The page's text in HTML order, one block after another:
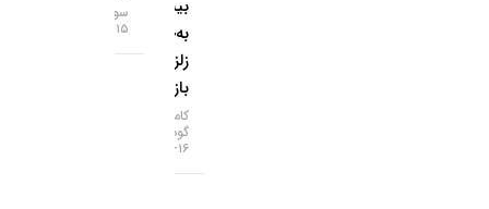
بیشتر
به‌جای
زلزله در
بازارها!
کامران
گودرزی
۱۶-۰۵-۱۴۰۵
سودمند
۱۵-۰۵-۱۴۰۵